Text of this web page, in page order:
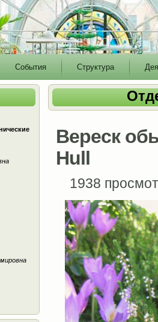
События Структура
Вереск
Hull
1938